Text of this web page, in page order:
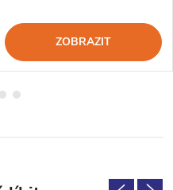
ZOBRAZIT